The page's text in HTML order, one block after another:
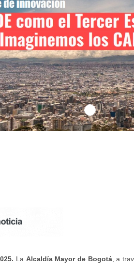
La Alcaldía Mayor de Bogotá, a